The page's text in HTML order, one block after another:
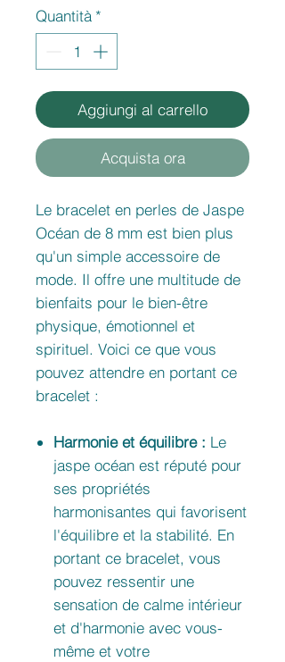
Quantità *
Aggiungi al carrello
Acquista ora
Le bracelet en perles de Jaspe
Océan de 8 mm est bien plus
qu'un simple accessoire de
mode. Il offre une multitude de
bienfaits pour le bien-être
physique, émotionnel et
spirituel. Voici ce que vous
pouvez attendre en portant ce
bracelet :
Harmonie et équilibre : Le
jaspe océan est réputé pour
ses propriétés
harmonisantes qui favorisent
l'équilibre et la stabilité. En
portant ce bracelet, vous
pouvez ressentir une
sensation de calme intérieur
et d'harmonie avec vous-
même et votre